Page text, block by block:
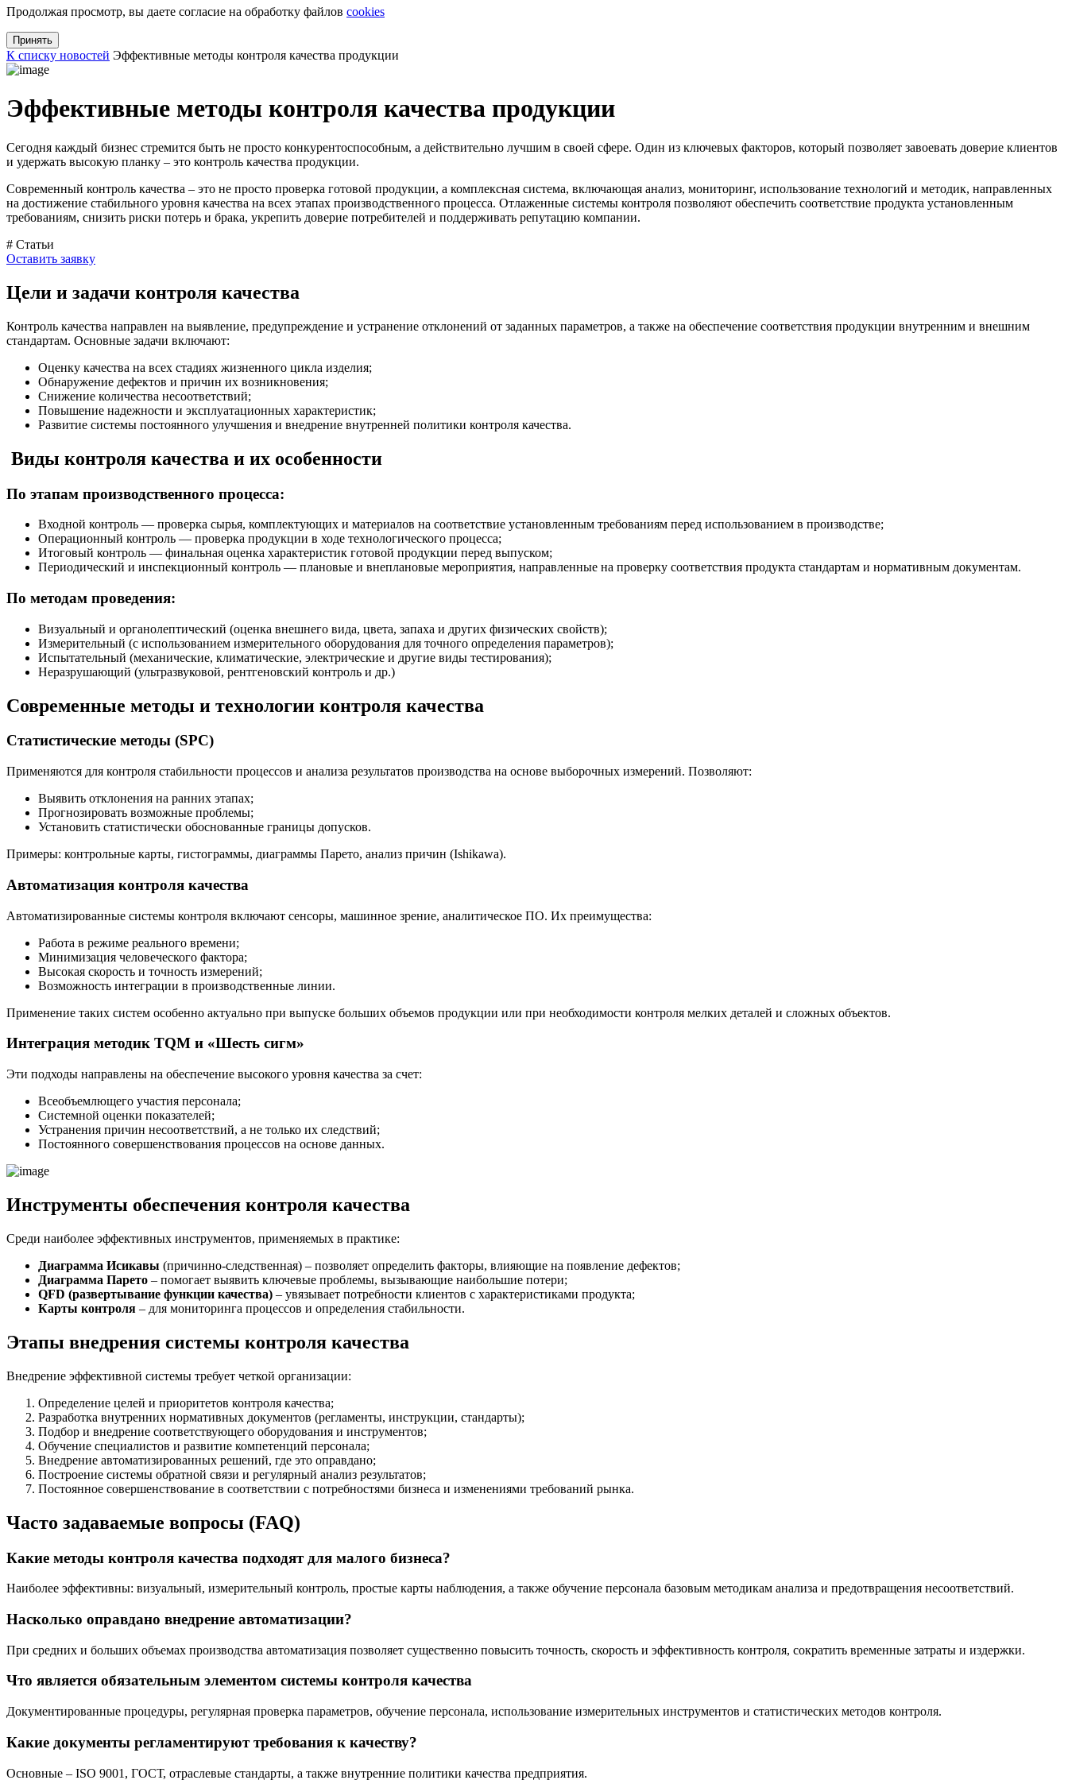
Продолжая просмотр, вы даете согласие на обработку файлов cookies
Принять
К списку новостей Эффективные методы контроля качества продукции
Эффективные методы контроля качества продукции
Сегодня каждый бизнес стремится быть не просто конкурентоспособным, а действительно лучшим в своей сфере. Один из ключевых факторов, который позволяет завоевать доверие клиентов
и удержать высокую планку – это контроль качества продукции.
Современный контроль качества – это не просто проверка готовой продукции, а комплексная система, включающая анализ, мониторинг, использование технологий и методик, направленных
на достижение стабильного уровня качества на всех этапах производственного процесса. Отлаженные системы контроля позволяют обеспечить соответствие продукта установленным
требованиям, снизить риски потерь и брака, укрепить доверие потребителей и поддерживать репутацию компании.
# Статьи
Оставить заявку
Цели и задачи контроля качества
Контроль качества направлен на выявление, предупреждение и устранение отклонений от заданных параметров, а также на обеспечение соответствия продукции внутренним и внешним
стандартам. Основные задачи включают:
Оценку качества на всех стадиях жизненного цикла изделия;
Обнаружение дефектов и причин их возникновения;
Снижение количества несоответствий;
Повышение надежности и эксплуатационных характеристик;
Развитие системы постоянного улучшения и внедрение внутренней политики контроля качества.
Виды контроля качества и их особенности
По этапам производственного процесса:
Входной контроль — проверка сырья, комплектующих и материалов на соответствие установленным требованиям перед использованием в производстве;
Операционный контроль — проверка продукции в ходе технологического процесса;
Итоговый контроль — финальная оценка характеристик готовой продукции перед выпуском;
Периодический и инспекционный контроль — плановые и внеплановые мероприятия, направленные на проверку соответствия продукта стандартам и нормативным документам.
По методам проведения:
Визуальный и органолептический (оценка внешнего вида, цвета, запаха и других физических свойств);
Измерительный (с использованием измерительного оборудования для точного определения параметров);
Испытательный (механические, климатические, электрические и другие виды тестирования);
Неразрушающий (ультразвуковой, рентгеновский контроль и др.)
Современные методы и технологии контроля качества
Статистические методы (SPC)
Применяются для контроля стабильности процессов и анализа результатов производства на основе выборочных измерений. Позволяют:
Выявить отклонения на ранних этапах;
Прогнозировать возможные проблемы;
Установить статистически обоснованные границы допусков.
Примеры: контрольные карты, гистограммы, диаграммы Парето, анализ причин (Ishikawa).
Автоматизация контроля качества
Автоматизированные системы контроля включают сенсоры, машинное зрение, аналитическое ПО. Их преимущества:
Работа в режиме реального времени;
Минимизация человеческого фактора;
Высокая скорость и точность измерений;
Возможность интеграции в производственные линии.
Применение таких систем особенно актуально при выпуске больших объемов продукции или при необходимости контроля мелких деталей и сложных объектов.
Интеграция методик TQM и «Шесть сигм»
Эти подходы направлены на обеспечение высокого уровня качества за счет:
Всеобъемлющего участия персонала;
Системной оценки показателей;
Устранения причин несоответствий, а не только их следствий;
Постоянного совершенствования процессов на основе данных.
Инструменты обеспечения контроля качества
Среди наиболее эффективных инструментов, применяемых в практике:
Диаграмма Исикавы (причинно-следственная) – позволяет определить факторы, влияющие на появление дефектов;
Диаграмма Парето – помогает выявить ключевые проблемы, вызывающие наибольшие потери;
QFD (развертывание функции качества) – увязывает потребности клиентов с характеристиками продукта;
Карты контроля – для мониторинга процессов и определения стабильности.
Этапы внедрения системы контроля качества
Внедрение эффективной системы требует четкой организации:
Определение целей и приоритетов контроля качества;
Разработка внутренних нормативных документов (регламенты, инструкции, стандарты);
Подбор и внедрение соответствующего оборудования и инструментов;
Обучение специалистов и развитие компетенций персонала;
Внедрение автоматизированных решений, где это оправдано;
Построение системы обратной связи и регулярный анализ результатов;
Постоянное совершенствование в соответствии с потребностями бизнеса и изменениями требований рынка.
Часто задаваемые вопросы (FAQ)
Какие методы контроля качества подходят для малого бизнеса?
Наиболее эффективны: визуальный, измерительный контроль, простые карты наблюдения, а также обучение персонала базовым методикам анализа и предотвращения несоответствий.
Насколько оправдано внедрение автоматизации?
При средних и больших объемах производства автоматизация позволяет существенно повысить точность, скорость и эффективность контроля, сократить временные затраты и издержки.
Что является обязательным элементом системы контроля качества
Документированные процедуры, регулярная проверка параметров, обучение персонала, использование измерительных инструментов и статистических методов контроля.
Какие документы регламентируют требования к качеству?
Основные – ISO 9001, ГОСТ, отраслевые стандарты, а также внутренние политики качества предприятия.